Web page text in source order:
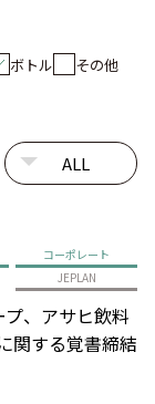
ボトル その他
コーポレート
JEPLAN
、アサヒ飲料
関する覚書締結